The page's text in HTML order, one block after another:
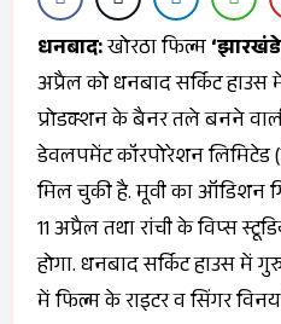
धनबाद:खोरठा फिल्म
अप्रैल को धनबाद सर्किट हाउस
प्रोडक्शन के बैनर तले बनने
डेवलपमेंट कॉरपोरेशन
मिल चुकी है. मूवी का ऑडिशन
11 अप्रैल तथा रांची के विप्स
होगा. धनबाद सर्किट हाउस में
में फिल्म के राइटर व सिंगर